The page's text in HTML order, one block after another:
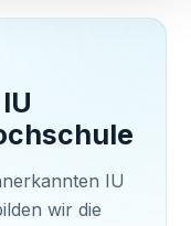
IU
wir die